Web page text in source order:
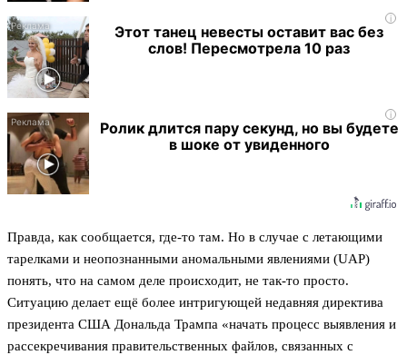
i
Этот танец невесты оставит вас без
слов! Пересмотрела 10 раз
i
Ролик длится пару секунд, но вы будете
в шоке от увиденного
Правда, как сообщается, где-то там. Но в случае с летающими
тарелками и неопознанными аномальными явлениями (UAP)
понять, что на самом деле происходит, не так-то просто.
Ситуацию делает ещё более интригующей недавняя директива
президента США Дональда Трампа «начать процесс выявления и
рассекречивания правительственных файлов, связанных с